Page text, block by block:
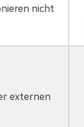
nicht
externen